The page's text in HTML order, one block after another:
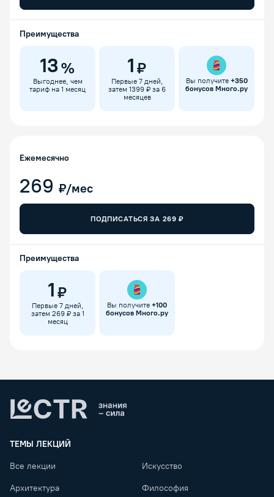
Преимущества
13 %
Выгоднее, чем
тариф на 1 месяц
1 ₽
Первые 7 дней,
затем 1399 ₽ за 6
месяцев
Вы получите +350
бонусов Много.ру
Ежемесячно
269 ₽/мес
ПОДПИСАТЬСЯ ЗА 269 ₽
Преимущества
1 ₽
Первые 7 дней,
затем 269 ₽ за 1
месяц
Вы получите +100
бонусов Много.ру
ТЕМЫ ЛЕКЦИЙ
Все лекции Искусство
Архитектура Философия